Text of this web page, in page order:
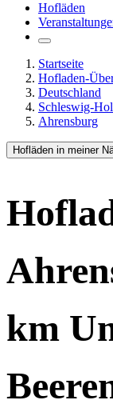
Hofläden
Startseite
Hofladen-
Deutschland
Schleswig-
Ahrensburg
Hofläden in meiner
km